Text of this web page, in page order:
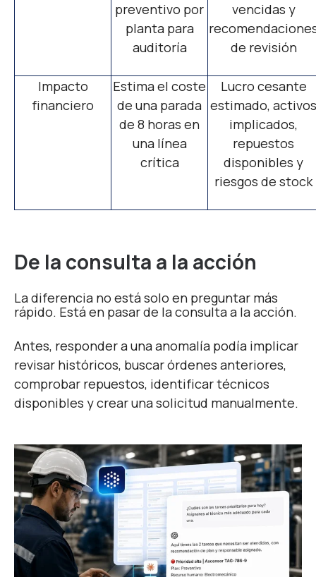
preventivo por
planta para
auditoría
vencidas y
de revisión
Impacto
financiero
Estima el coste
de una parada
de 8 horas en
una línea
crítica
Lucro cesante
estimado, activos
implicados,
repuestos
disponibles y
riesgos de stock
De la consulta a la acción
La diferencia no está solo en preguntar más
rápido. Está en pasar de la consulta a la acción.
Antes, responder a una anomalía podía implicar
revisar históricos, buscar órdenes anteriores,
comprobar repuestos, identificar técnicos
disponibles y crear una solicitud manualmente.